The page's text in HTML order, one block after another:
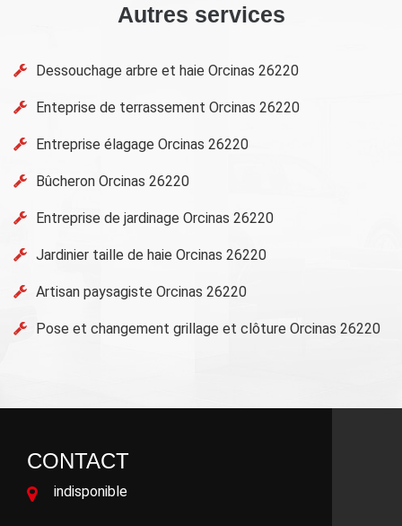
Autres services
Dessouchage arbre et haie Orcinas 26220
Enteprise de terrassement Orcinas 26220
Entreprise élagage Orcinas 26220
Bûcheron Orcinas 26220
Entreprise de jardinage Orcinas 26220
Jardinier taille de haie Orcinas 26220
Artisan paysagiste Orcinas 26220
Pose et changement grillage et clôture Orcinas 26220
CONTACT
indisponible